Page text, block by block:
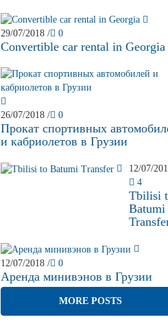
29/07/2018 / 0
Convertible car rental in Georgia
26/07/2018 / 0
Прокат спортивных
и кабриолетов в Грузии
12/07/
4
Tbilisi
Batumi
12/07/2018 / 0
Аренда минивэнов в Грузии
MORE POSTS